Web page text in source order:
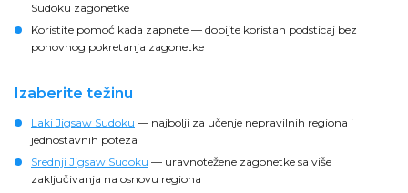
Sudoku zagonetke
Koristite pomoć kada zapnete — dobijte koristan podsticaj bez
ponovnog pokretanja zagonetke
Izaberite težinu
Laki Jigsaw Sudoku — najbolji za učenje nepravilnih regiona i
jednostavnih poteza
Srednji Jigsaw Sudoku — uravnotežene zagonetke sa više
zaključivanja na osnovu regiona